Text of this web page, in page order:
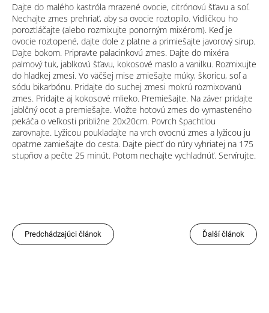
Dajte do malého kastróla mrazené ovocie, citrónovú šťavu a soľ.
Nechajte zmes prehriať, aby sa ovocie roztopilo. Vidličkou ho
poroztláčajte (alebo rozmixujte ponorným mixérom). Keď je
ovocie roztopené, dajte dole z platne a primiešajte javorový sirup.
Dajte bokom. Pripravte palacinkovú zmes. Dajte do mixéra
palmový tuk, jablkovú šťavu, kokosové maslo a vanilku. Rozmixujte
do hladkej zmesi. Vo väčšej mise zmiešajte múky, škoricu, soľ a
sódu bikarbónu. Pridajte do suchej zmesi mokrú rozmixovanú
zmes. Pridajte aj kokosové mlieko. Premiešajte. Na záver pridajte
jablčný ocot a premiešajte. Vložte hotovú zmes do vymasteného
pekáča o veľkosti približne 20x20cm. Povrch špachtlou
zarovnajte. Lyžicou poukladajte na vrch ovocnú zmes a lyžicou ju
opatrne zamiešajte do cesta. Dajte piecť do rúry vyhriatej na 175
stupňov a pečte 25 minút. Potom nechajte vychladnúť. Servírujte.
Predchádzajúci článok Ďalší článok